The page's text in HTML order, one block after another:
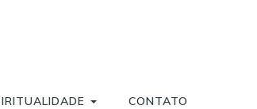
CONTATO